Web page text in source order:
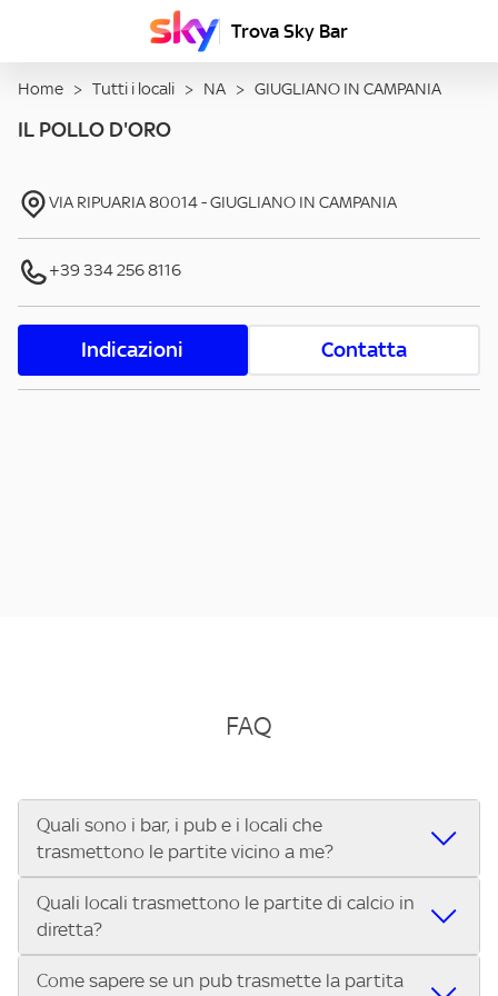
Trova Sky Bar
Home > Tutti i locali > NA > GIUGLIANO IN CAMPANIA
IL POLLO D'ORO
VIA RIPUARIA80014-GIUGLIANO IN CAMPANIA
+39 334 256 8116
Indicazioni Contatta
FAQ
Quali sono i bar, i pub e i locali che
trasmettono le partite vicino a me?
Se cerchi un bar, pub, ristorante o locale vicino a te per
vedere le partite di Serie A ENILIVE, la Serie C Sky Wifi, la
UEFA Champions League, la UEFA Europa League, la UEFA
Conference League, il Tennis, la Formula 1®, la MotoGP™ e
Quali locali trasmettono le partite di calcio in
diretta?
Vuoi sapere quali bar, pub o ristoranti mostrano le partite
Come sapere se un pub trasmette la partita